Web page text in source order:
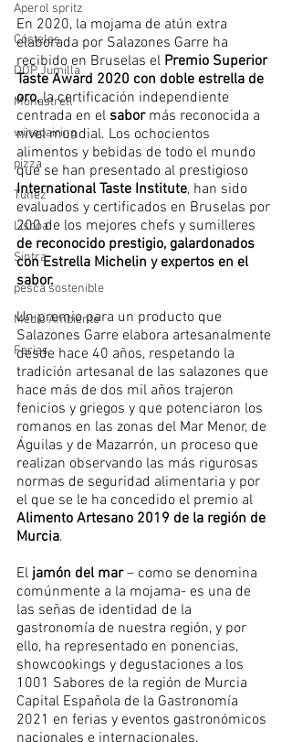
Aperol spritz
Cócteles
DOP Jumilla
Monastrell
winepairing
pizza
Tunez
Lisboa
Sintra
pesca sostenible
Medio Ambiente
Ferias
En 2020, la mojama de atún extra
elaborada por Salazones Garre ha
recibido en Bruselas el Premio Superior
Taste Award 2020 con doble estrella de
oro, la certificación independiente
centrada en el sabor más reconocida a
nivel mundial. Los ochocientos
alimentos y bebidas de todo el mundo
que se han presentado al prestigioso
International Taste Institute, han sido
evaluados y certificados en Bruselas por
200 de los mejores chefs y sumilleres
de reconocido prestigio, galardonados
con Estrella Michelin y expertos en el
sabor.
Un premio para un producto que
Salazones Garre elabora artesanalmente
desde hace 40 años, respetando la
tradición artesanal de las salazones que
hace más de dos mil años trajeron
fenicios y griegos y que potenciaron los
romanos en las zonas del Mar Menor, de
Águilas y de Mazarrón, un proceso que
realizan observando las más rigurosas
normas de seguridad alimentaria y por
el que se le ha concedido el premio al
Alimento Artesano 2019 de la región de
Murcia.
El jamón del mar – como se denomina
comúnmente a la mojama- es una de
las señas de identidad de la
gastronomía de nuestra región, y por
ello, ha representado en ponencias,
showcookings y degustaciones a los
1001 Sabores de la región de Murcia
Capital Española de la Gastronomía
2021 en ferias y eventos gastronómicos